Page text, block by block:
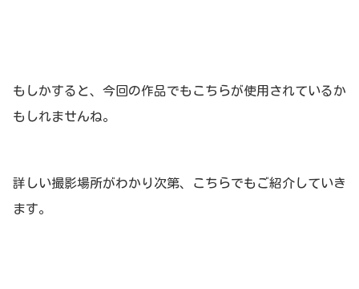
もしかすると、今回の作品でもこちらが使用されているか
もしれませんね。
詳しい撮影場所がわかり次第、こちらでもご紹介していき
ます。